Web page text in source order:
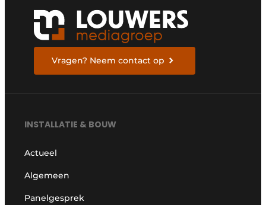
Vragen? Neem contact op
INSTALLATIE & BOUW
Actueel
Algemeen
Panelgesprek